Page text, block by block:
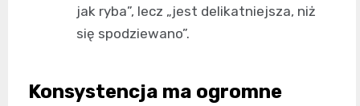
jak ryba”, lecz „jest delikatniejsza, niż
się spodziewano”.
Konsystencja ma ogromne